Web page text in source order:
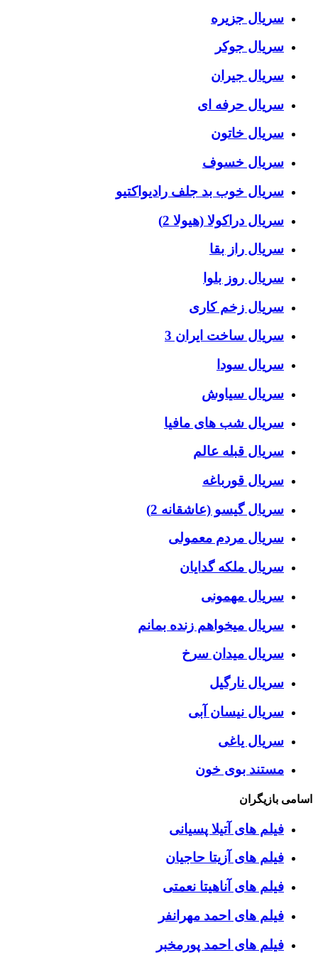
سریال جزیره
سریال جوکر
سریال جیران
سریال حرفه ای
سریال خاتون
سریال خسوف
سریال خوب بد جلف رادیواکتیو
سریال دراکولا (هیولا 2)
سریال راز بقا
سریال روز بلوا
سریال زخم کاری
سریال ساخت ایران 3
سریال سودا
سریال سیاوش
سریال شب های مافیا
سریال قبله عالم
سریال قورباغه
سریال گیسو (عاشقانه 2)
سریال مردم معمولی
سریال ملکه گدایان
سریال مهمونی
سریال میخواهم زنده بمانم
سریال میدان سرخ
سریال نارگیل
سریال نیسان آبی
سریال یاغی
مستند بوی خون
اسامی بازیگران
فیلم های آتیلا پسیانی
فیلم های آزیتا حاجیان
فیلم های آناهیتا نعمتی
فیلم های احمد مهرانفر
فیلم های احمد پورمخبر